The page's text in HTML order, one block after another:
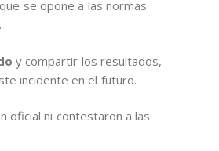
que se opone a las normas
y compartir los resultados,
incidente en el futuro.
oficial ni contestaron a las